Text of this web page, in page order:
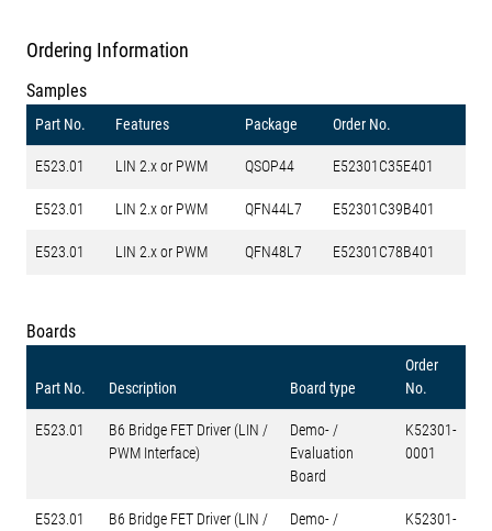
Ordering Information
Samples
Part No. Features Package Order No.
E523.01 LIN 2.x or PWM QSOP44 E52301C35E401
E523.01 LIN 2.x or PWM QFN44L7 E52301C39B401
E523.01 LIN 2.x or PWM QFN48L7 E52301C78B401
Boards
Part No. Description Board type
Order
No.
E523.01
B6 Bridge FET Driver (LIN /
PWM Interface)
Demo- /
Evaluation
Board
K52301-
0001
E523.01
B6 Bridge FET Driver (LIN /
Demo- /
K52301-